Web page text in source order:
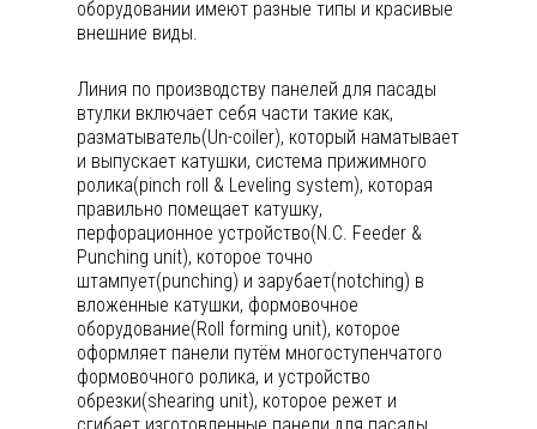
оборудовании имеют разные типы и красивые
внешние виды.
Линия по производству панелей для пасады
втулки включает себя части такие как,
разматыватель(Un-coiler), который наматывает
и выпускает катушки, система прижимного
ролика(pinch roll & Leveling system), которая
правильно помещает катушку,
перфорационное устройство(N.C. Feeder &
Punching unit), которое точно
штампует(punching) и зарубает(notching) в
вложенные катушки, формовочное
оборудование(Roll forming unit), которое
оформляет панели путём многоступенчатого
формовочного ролика, и устройство
обрезки(shearing unit), которое режет и